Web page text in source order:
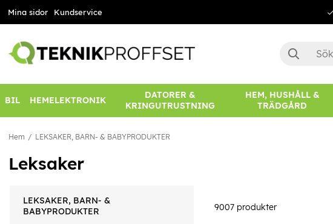
Mina sidor Kundservice
BIL HEMELEKTRONIK
DATORER &
KRINGUTRUSTNING
HEM, HUSHÅLL &
TRÄDGÅRD
Hem LEKSAKER, BARN- & BABYPRODUKTER
Leksaker
LEKSAKER, BARN- &
BABYPRODUKTER
9007 produkter